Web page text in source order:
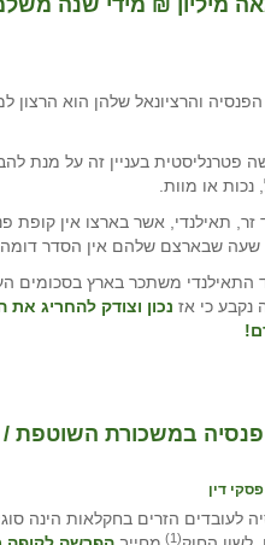
והרציונאל שלהן הוא הרצון
פטרנליסטית בעניין זה על מנת
נכות או מוות.
זר, תאילנדי, אשר בארצו אין
שעה שבארצם שלהם אין הסדר
התאילנדי משתכר בארץ בסכומים
כי אז נכון וצודק להחריג
במשכורת השוטפת /
פסקי דין
לעובדים הזרים בחקלאות הינה
(1)